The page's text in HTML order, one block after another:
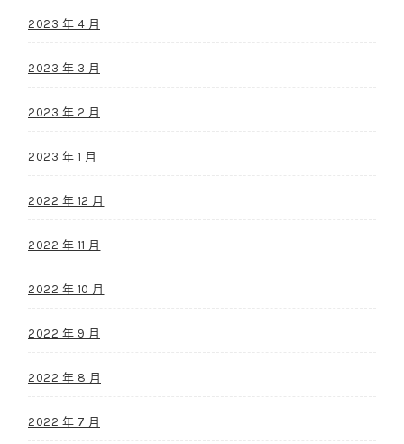
2023 年 4 月
2023 年 3 月
2023 年 2 月
2023 年 1 月
2022 年 12 月
2022 年 11 月
2022 年 10 月
2022 年 9 月
2022 年 8 月
2022 年 7 月